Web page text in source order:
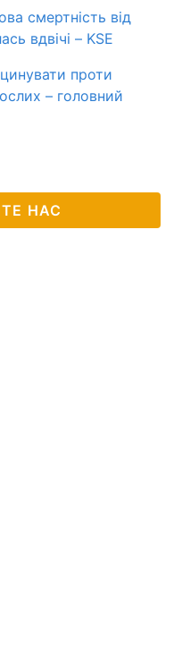
смертність від
вдвічі – KSE
проти
– головний
НАС